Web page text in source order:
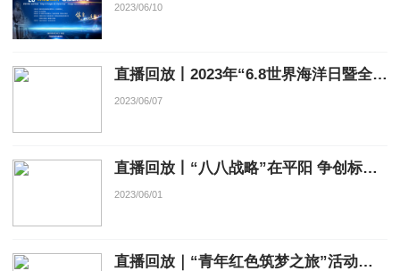
2023/06/10
直播回放丨2023年“6.8世界海洋日暨全国海洋宣传日”系列宣传活动启动仪式
2023/06/07
直播回放丨“八八战略”在平阳 争创标杆开新局·凤卧新闻发布会
2023/06/01
直播回放｜“青年红色筑梦之旅”活动启动仪式